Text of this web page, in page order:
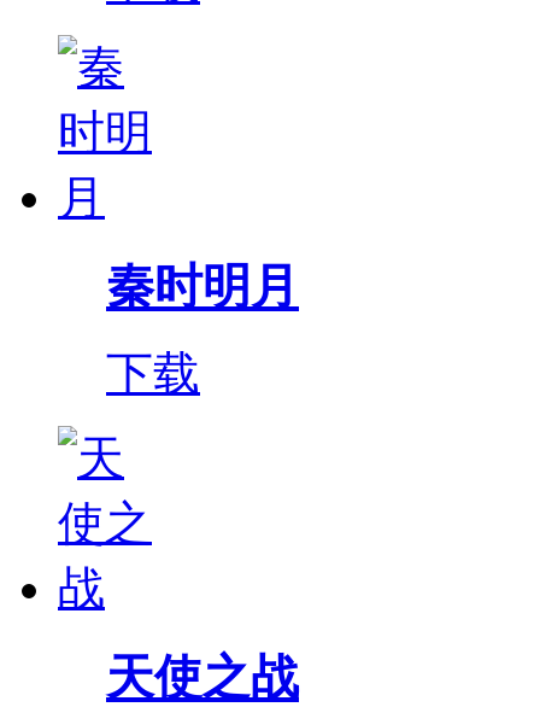
秦时明月
下载
天使之战